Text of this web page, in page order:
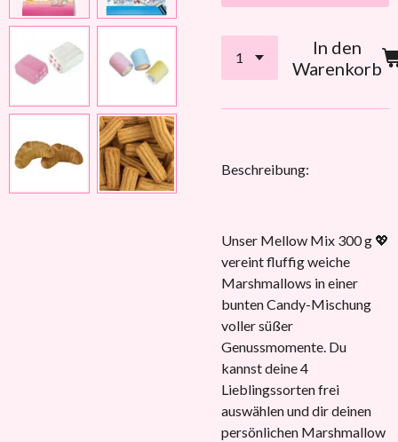
In den
Warenkorb
Beschreibung:
Unser Mellow Mix 300 g 💖
vereint fluffig weiche
Marshmallows in einer
bunten Candy-Mischung
voller süßer
Genussmomente. Du
kannst deine 4
Lieblingssorten frei
auswählen und dir deinen
persönlichen Marshmallow